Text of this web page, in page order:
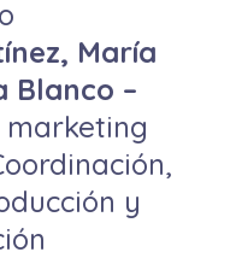
María
Blanco –
marketing
y